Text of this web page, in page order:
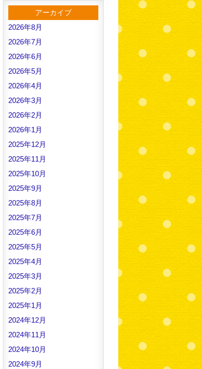
アーカイブ
2026年8月
2026年7月
2026年6月
2026年5月
2026年4月
2026年3月
2026年2月
2026年1月
2025年12月
2025年11月
2025年10月
2025年9月
2025年8月
2025年7月
2025年6月
2025年5月
2025年4月
2025年3月
2025年2月
2025年1月
2024年12月
2024年11月
2024年10月
2024年9月